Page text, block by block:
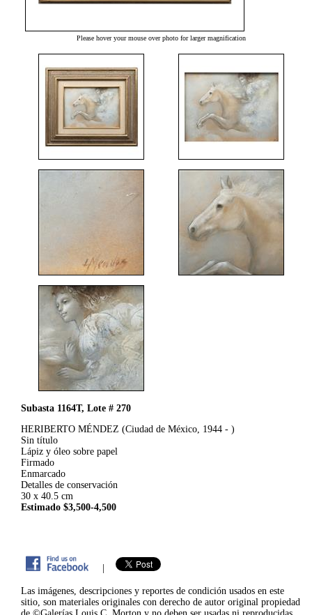
Please hover your mouse over photo for larger magnification
Subasta 1164T, Lote # 270
HERIBERTO MÉNDEZ (Ciudad de México, 1944 - )
Sin título
Lápiz y óleo sobre papel
Firmado
Enmarcado
Detalles de conservación
30 x 40.5 cm
Estimado $3,500-4,500
|
Las imágenes, descripciones y reportes de condición usados en este
sitio, son materiales originales con derecho de autor original propiedad